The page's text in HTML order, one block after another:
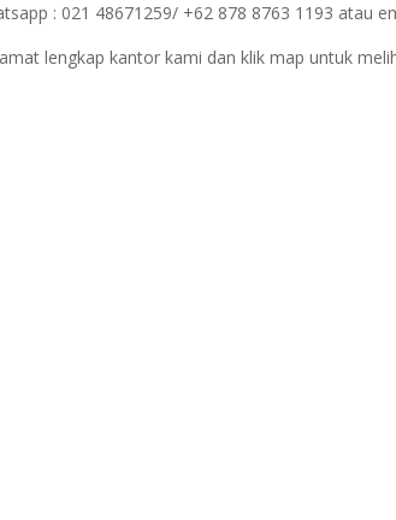
: 021 48671259/ +62 878 8763 1193 atau
lengkap kantor kami dan klik map untuk